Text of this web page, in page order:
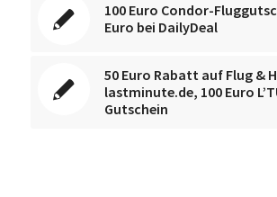
100 Euro Condor-
Euro bei DailyDeal
50 Euro Rabatt auf Flug &
lastminute.de, 100 Euro
Gutschein